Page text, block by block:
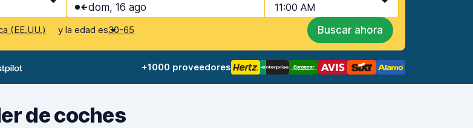
dom, 16 ago 11:00 AM
(EE.UU.) y la edad es30-65 Buscar ahora
+1000 proveedores
de coches